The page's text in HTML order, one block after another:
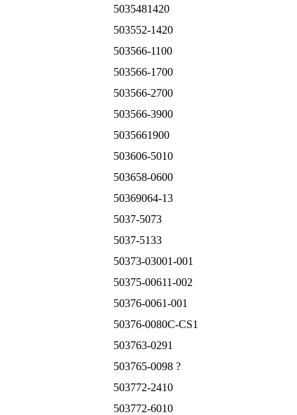
5035481420
503552-1420
503566-1100
503566-1700
503566-2700
503566-3900
5035661900
503606-5010
503658-0600
50369064-13
5037-5073
5037-5133
50373-03001-001
50375-00611-002
50376-0061-001
50376-0080C-CS1
503763-0291
503765-0098 ?
503772-2410
503772-6010